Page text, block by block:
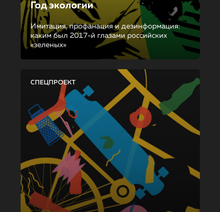
Год экологии
Имитация, профанация и дезинформация:
каким был 2017-й глазами российских
«зеленых»
СПЕЦПРОЕКТ